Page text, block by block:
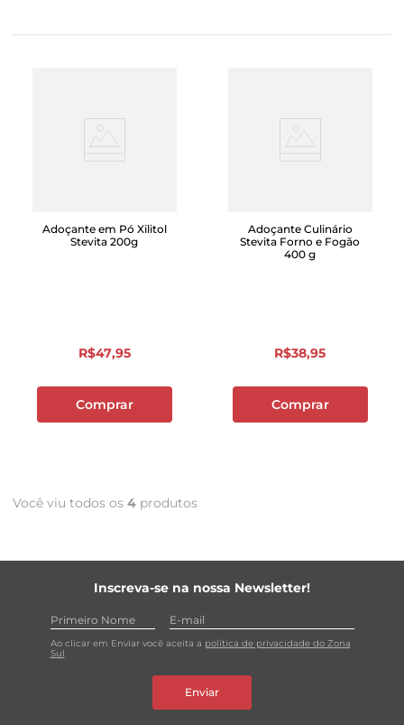
Adoçante em Pó Xilitol
Stevita 200g
R$47,95
Comprar
Adoçante Culinário
Stevita Forno e Fogão
400 g
R$38,95
Comprar
Você viu todos os 4 produtos
Inscreva-se na nossa Newsletter!
Ao clicar em Enviar você aceita a política de privacidade do Zona
Sul
Enviar